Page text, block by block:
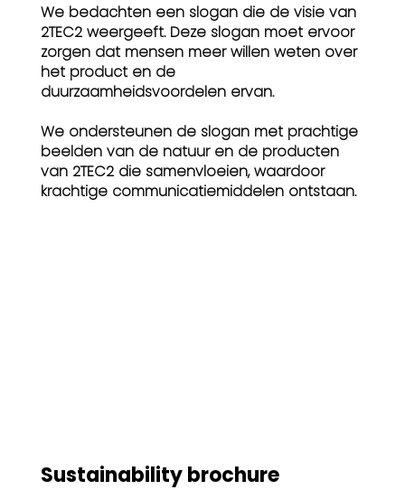
Sustainability brochure
We bedachten een slogan die de visie van
2TEC2 weergeeft. Deze slogan moet ervoor
zorgen dat mensen meer willen weten over
het product en de
duurzaamheidsvoordelen ervan.
We ondersteunen de slogan met prachtige
beelden van de natuur en de producten
van 2TEC2 die samenvloeien, waardoor
krachtige communicatiemiddelen ontstaan.